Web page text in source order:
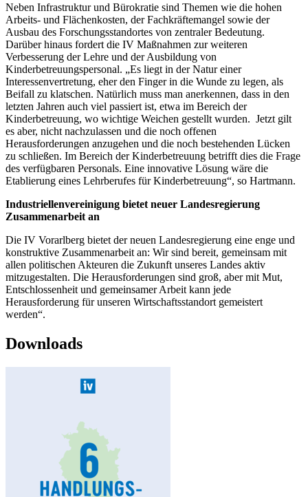
Neben Infrastruktur und Bürokratie sind Themen wie die hohen
Arbeits- und Flächenkosten, der Fachkräftemangel sowie der
Ausbau des Forschungsstandortes von zentraler Bedeutung.
Darüber hinaus fordert die IV Maßnahmen zur weiteren
Verbesserung der Lehre und der Ausbildung von
Kinderbetreuungspersonal. „Es liegt in der Natur einer
Interessenvertretung, eher den Finger in die Wunde zu legen, als
Beifall zu klatschen. Natürlich muss man anerkennen, dass in den
letzten Jahren auch viel passiert ist, etwa im Bereich der
Kinderbetreuung, wo wichtige Weichen gestellt wurden. Jetzt gilt
es aber, nicht nachzulassen und die noch offenen
Herausforderungen anzugehen und die noch bestehenden Lücken
zu schließen. Im Bereich der Kinderbetreuung betrifft dies die Frage
des verfügbaren Personals. Eine innovative Lösung wäre die
Etablierung eines Lehrberufes für Kinderbetreuung“, so Hartmann.
Industriellenvereinigung bietet neuer Landesregierung
Zusammenarbeit an
Die IV Vorarlberg bietet der neuen Landesregierung eine enge und
konstruktive Zusammenarbeit an: Wir sind bereit, gemeinsam mit
allen politischen Akteuren die Zukunft unseres Landes aktiv
mitzugestalten. Die Herausforderungen sind groß, aber mit Mut,
Entschlossenheit und gemeinsamer Arbeit kann jede
Herausforderung für unseren Wirtschaftsstandort gemeistert
werden“.
Downloads